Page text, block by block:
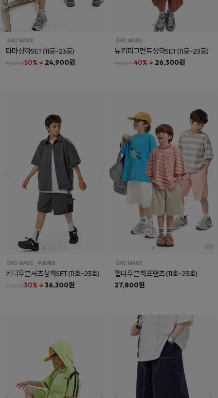
타마상하SET(11호~23호)
49,800원50% ↓ 24,900원
뉴키피그먼트상하SET(11호~23호)
43,800원40% ↓ 26,300원
키디우븐셔츠상하SET(11호~23호)
51,800원30% ↓ 36,300원
엘다우븐하프팬츠(11호~23호)
27,800원